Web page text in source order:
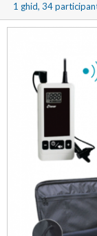
1 ghid, 34